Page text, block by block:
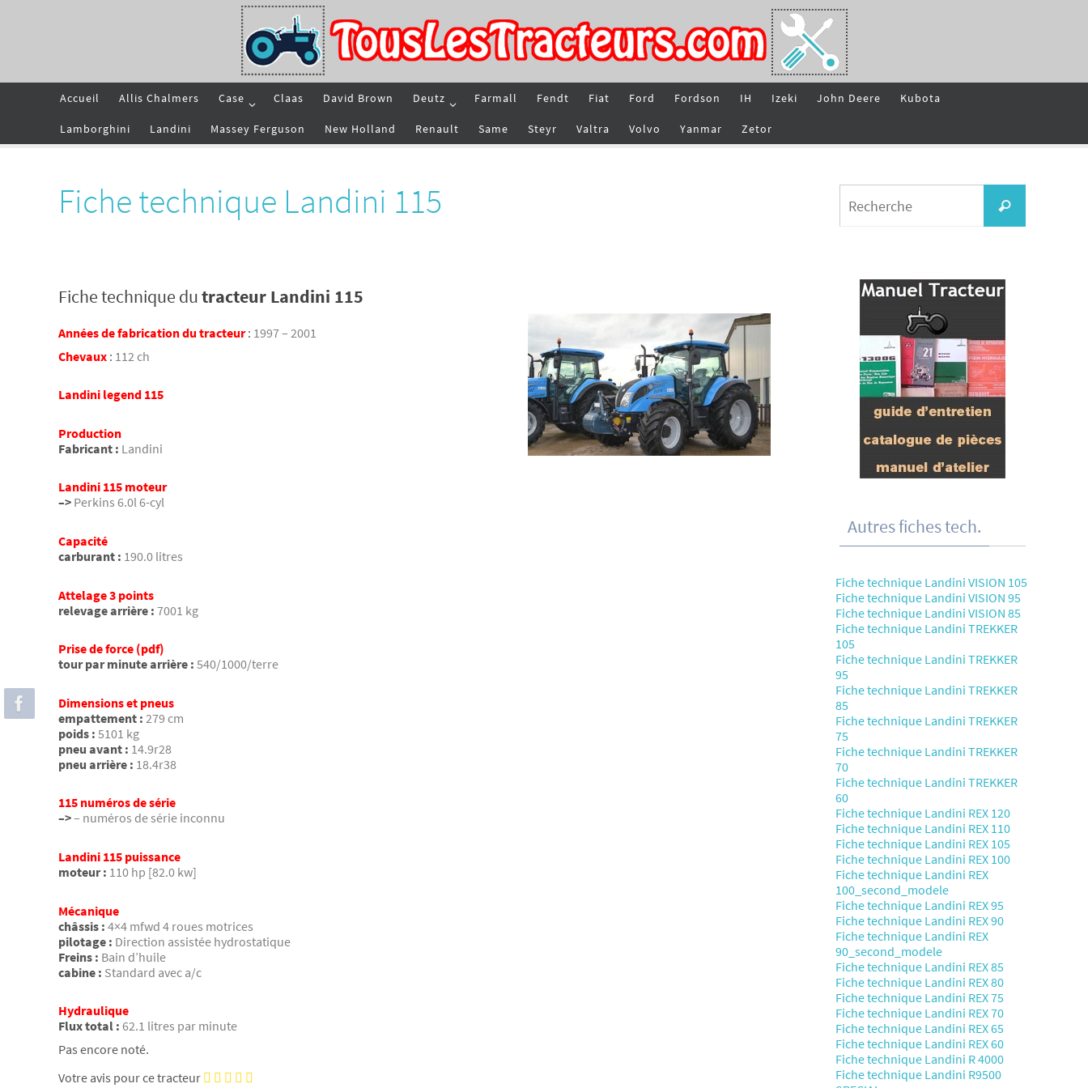
Accueil Allis Chalmers Case Claas David Brown Deutz Farmall Fendt Fiat Ford Fordson IH Izeki John Deere Kubota
Lamborghini Landini Massey Ferguson New Holland Renault Same Steyr Valtra Volvo Yanmar Zetor
Fiche technique Landini 115
Fiche technique dutracteur Landini 115
Années de fabrication du tracteur: 1997 – 2001
Chevaux : 112 ch
Landini legend 115
Production
Fabricant : Landini
Landini 115 moteur
–> Perkins 6.0l 6-cyl
Capacité
carburant : 190.0 litres
Attelage 3 points
relevage arrière : 7001 kg
Prise de force (pdf)
tour par minute arrière : 540/1000/terre
Dimensions et pneus
empattement : 279 cm
poids : 5101 kg
pneu avant : 14.9r28
pneu arrière : 18.4r38
115 numéros de série
–>– numéros de série inconnu
Landini 115 puissance
moteur : 110 hp [82.0 kw]
Mécanique
châssis : 4×4 mfwd 4 roues motrices
pilotage : Direction assistée hydrostatique
Freins : Bain d’huile
cabine : Standard avec a/c
Hydraulique
Flux total : 62.1 litres par minute
Pas encore noté.
Votre avis pour ce tracteur
Recherche
Autres fiches tech.
Fiche technique Landini VISION 105
Fiche technique Landini VISION 95
Fiche technique Landini VISION 85
Fiche technique Landini TREKKER
105
Fiche technique Landini TREKKER
95
Fiche technique Landini TREKKER
85
Fiche technique Landini TREKKER
75
Fiche technique Landini TREKKER
70
Fiche technique Landini TREKKER
60
Fiche technique Landini REX 120
Fiche technique Landini REX 110
Fiche technique Landini REX 105
Fiche technique Landini REX 100
Fiche technique Landini REX
100_second_modele
Fiche technique Landini REX 95
Fiche technique Landini REX 90
Fiche technique Landini REX
90_second_modele
Fiche technique Landini REX 85
Fiche technique Landini REX 80
Fiche technique Landini REX 75
Fiche technique Landini REX 70
Fiche technique Landini REX 65
Fiche technique Landini REX 60
Fiche technique Landini R 4000
Fiche technique Landini R9500